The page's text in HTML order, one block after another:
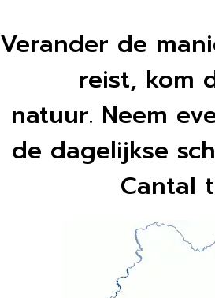
Verander de
reist, kom
natuur. Neem
de dagelijkse
Cantal